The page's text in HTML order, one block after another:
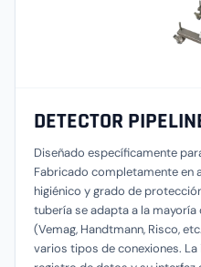
DETECTOR
Diseñado específicamente
Fabricado completamente en
higiénico y grado de
tubería se adapta a la
(Vemag, Handtmann, Risco,
varios tipos de conexiones.